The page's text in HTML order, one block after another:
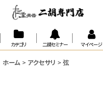
カテゴリ 二胡セミナー マイページ
ホーム > アクセサリ > 弦